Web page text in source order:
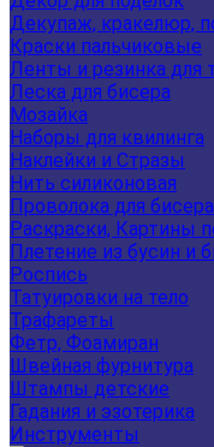
Декупаж, кракелюр,
Краски пальчиковые
Ленты и резинка для
Леска для бисера
Мозайка
Наборы для квилинга
Наклейки и Стразы
Нить силиконовая
Проволока для бисера
Раскраски, Картины
Плетение из бусин и
Роспись
Татуировки на тело
Трафареты
Фетр, Фоамиран
Швейная фурнитура
Штампы детские
Гадания и эзотерика
Инструменты